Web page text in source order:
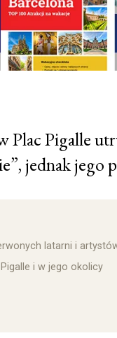
Pigalle
jednak
latarni i
i w jego okolicy